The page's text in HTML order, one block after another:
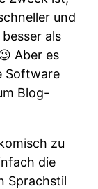
und
als
Aber es
Software
Blog-
zu
die
Sprachstil